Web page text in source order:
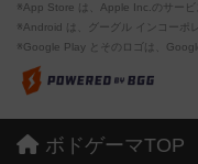
※App Store は、Apple Inc.のサービ
※Android は、グーグル インコーポ
※Google Play とそのロゴは、
ボドゲーマTOP